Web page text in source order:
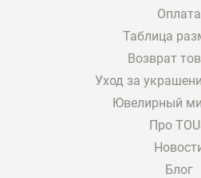
Оплата
Таблица
Возврат
Уход за
Ювелирный
Про
Блог